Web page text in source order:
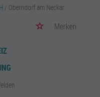
/ Oberndorf am Neckar
S
Merken